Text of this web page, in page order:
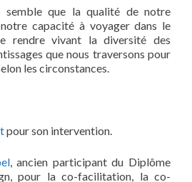
semble que la qualité de notre
capacité à voyager dans le
rendre vivant la diversité des
que nous traversons pour
les circonstances.
pour son intervention.
, ancien participant du Diplôme
pour la co-facilitation, la co-